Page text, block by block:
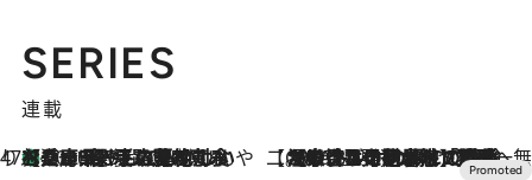
SERIES
連載
47都道府県の手みやげ ひんやりスイーツで夏を満喫
2026.8.8
【兵庫県】この夏絶対食べたい 冷やしておいしいおやつ3選 淡路島の恵みをジェラートに集約 【CREA×星野リゾート】唯一無二。癒しと発見が待つ場所へ
2026.8.7
【トンボの足水浴】ヒノキの香りに包まれて涼感マックス！約13℃の湧水かけ流しを避暑地「星野温泉 トンボの湯」で体験